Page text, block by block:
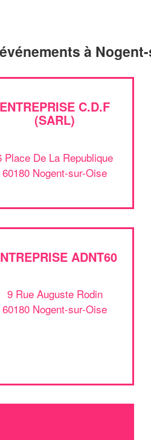
à
ENTREPRISE C.D.F
(SARL)
Place De La Republique
60180 Nogent-sur-Oise
ADNT60
9 Rue Auguste Rodin
60180 Nogent-sur-Oise